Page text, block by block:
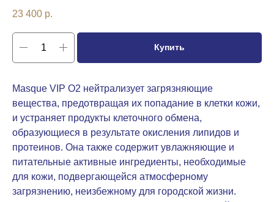
23 400 р.
Купить
Masque VIP O2 нейтрализует загрязняющие
вещества, предотвращая их попадание в клетки кожи,
и устраняет продукты клеточного обмена,
образующиеся в результате окисления липидов и
протеинов. Она также содержит увлажняющие и
питательные активные ингредиенты, необходимые
для кожи, подвергающейся атмосферному
загрязнению, неизбежному для городской жизни.